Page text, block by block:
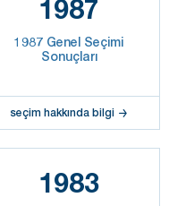
1987
1987 Genel Seçimi
Sonuçları
seçim hakkında bilgi
1983